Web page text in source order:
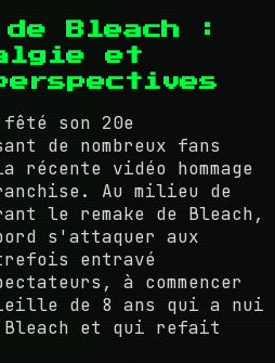
Bleach :
et
fêté son 20e
de nombreux fans
récente vidéo hommage
Au milieu de
le remake de Bleach,
s'attaquer aux
entravé
à commencer
de 8 ans qui a nui
et qui refait